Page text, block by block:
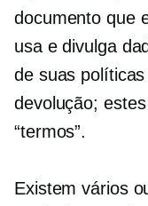
documento que
usa e divulga
de suas
devolução;
“termos”.
Existem vários